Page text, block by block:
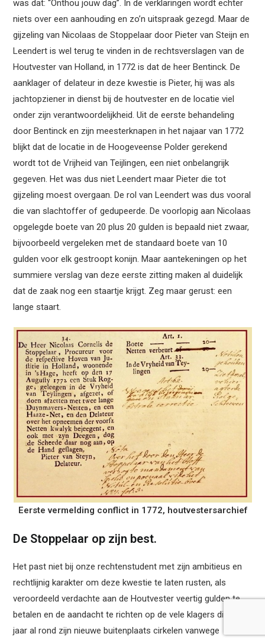
was dat: “Onthou jouw dag”. In de verklaringen wordt echter
niets over een aanhouding en zo’n uitspraak gezegd. Maar de
gijzeling van Nicolaas de Stoppelaar door Pieter van Steijn en
Leendert is wel terug te vinden in de rechtsverslagen van de
Houtvester van Holland, in 1772 is dat de heer Bentinck. De
aanklager of delateur in deze kwestie is Pieter, hij was als
jachtopziener in dienst bij de houtvester en de locatie viel
onder zijn verantwoordelijkheid. Uit de eerste behandeling
door Bentinck en zijn meesterknapen in het najaar van 1772
blijkt dat de locatie in de Hoogeveense Polder gerekend
wordt tot de Vrijheid van Teijlingen, een niet onbelangrijk
gegeven. Het was dus niet Leendert maar Pieter die tot
gijzeling moest overgaan. De rol van Leendert was dus vooral
die van slachtoffer of gedupeerde. De voorlopig aan Nicolaas
opgelegde boete van 20 plus 20 gulden is bepaald niet zwaar,
bijvoorbeeld vergeleken met de standaard boete van 10
gulden voor elk gestroopt konijn. Maar aantekeningen op het
summiere verslag van deze eerste zitting maken al duidelijk
dat de zaak nog een staartje krijgt. Zeg maar gerust: een
lange staart.
Eerste vermelding conflict in 1772, houtvestersarchief
De Stoppelaar op zijn best.
Het past niet bij onze rechtenstudent met zijn ambitieus en
rechtlijnig karakter om deze kwestie te laten rusten, als
veroordeeld verdachte aan de Houtvester veertig gulden te
betalen en de aandacht te richten op de vele klagers die dat
jaar al rond zijn nieuwe buitenplaats cirkelen vanwege